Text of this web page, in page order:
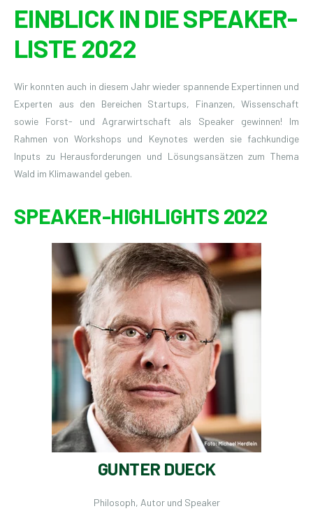
EINBLICK IN DIE SPEAKER-
LISTE 2022
Wir konnten auch in diesem Jahr wieder spannende Expertinnen und
Experten aus den Bereichen Startups, Finanzen, Wissenschaft
sowie Forst- und Agrarwirtschaft als Speaker gewinnen! Im
Rahmen von Workshops und Keynotes werden sie fachkundige
Inputs zu Herausforderungen und Lösungsansätzen zum Thema
Wald im Klimawandel geben.
SPEAKER-HIGHLIGHTS 2022
GUNTER DUECK
Philosoph, Autor und Speaker